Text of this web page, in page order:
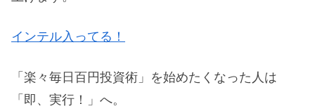
インテル入ってる！
「楽々毎日百円投資術」を始めたくなった人は
「即、実行！」へ。